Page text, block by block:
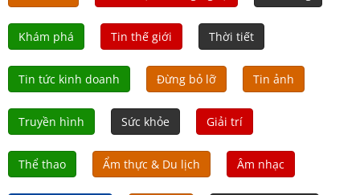
Khám phá Tin thế giới Thời tiết
Tin tức kinh doanh Đừng bỏ lỡ Tin ảnh
Truyền hình Sức khỏe Giải trí
Thể thao Ẩm thực & Du lịch Âm nhạc